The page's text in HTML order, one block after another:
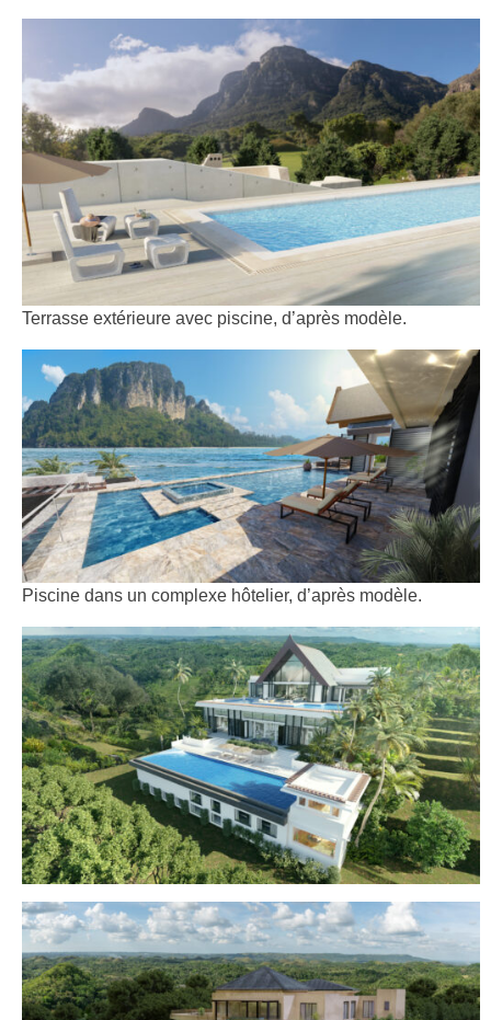
Terrasse extérieure avec piscine, d’après modèle.
Piscine dans un complexe hôtelier, d’après modèle.